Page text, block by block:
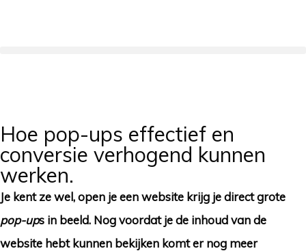
Hoe pop-ups effectief en
conversie verhogend kunnen
werken.
Je kent ze wel, open je een website krijg je direct grote
pop-ups in beeld. Nog voordat je de inhoud van de
website hebt kunnen bekijken komt er nog meer